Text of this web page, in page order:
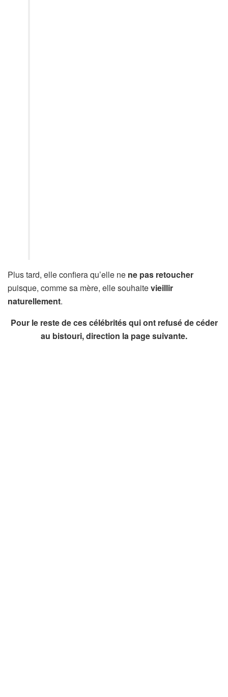
Plus tard, elle confiera qu’elle ne ne pas retoucher
puisque, comme sa mère, elle souhaitevieillir
naturellement.
Pour le reste de ces célébrités qui ont refusé de céder
au bistouri, direction la page suivante.